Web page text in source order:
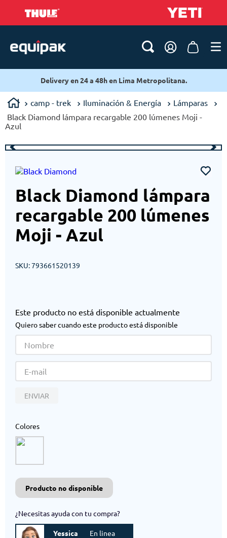
Lima Metropolitana. Delivery en 24 a 48h
camp - trek Iluminación & Energía
Lámparas
Black Diamond lámpara recargable 200 lúmenes Moji -
Azul
Black Diamond lámpara
recargable 200 lúmenes
Moji - Azul
SKU:793661520139
Este producto no está disponible actualmente
Quiero saber cuando este producto está disponible
ENVIAR
Colores
Producto no disponible
¿Necesitas ayuda con tu compra?
Yessica En linea